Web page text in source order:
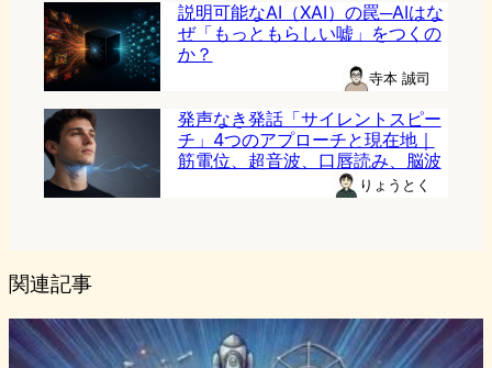
説明可能なAI（XAI）の罠─AIはな
ぜ「もっともらしい嘘」をつくの
か？
寺本 誠司
発声なき発話「サイレントスピー
チ」4つのアプローチと現在地｜
筋電位、超音波、口唇読み、脳波
りょうとく
関連記事